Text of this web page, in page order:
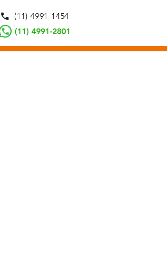
(11) 4991-2801
(11) 4991-1454